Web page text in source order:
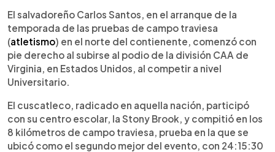
► Escuchar artículo
El salvadoreño Carlos Santos, en el arranque de la
temporada de las pruebas de campo traviesa
(atletismo) en el norte del contienente, comenzó con
pie derecho al subirse al podio de la división CAA de
Virginia, en Estados Unidos, al competir a nivel
Universitario.
El cuscatleco, radicado en aquella nación, participó
con su centro escolar, la Stony Brook, y compitió en los
8 kilómetros de campo traviesa, prueba en la que se
ubicó como el segundo mejor del evento, con 24:15:30